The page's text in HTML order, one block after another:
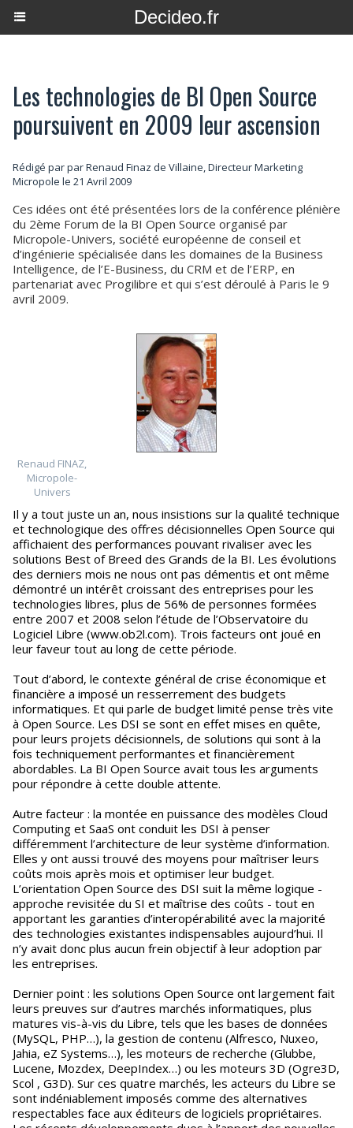
Decideo.fr
Les technologies de BI Open Source
poursuivent en 2009 leur ascension
Rédigé par par Renaud Finaz de Villaine, Directeur Marketing
Micropole le 21 Avril 2009
Ces idées ont été présentées lors de la conférence plénière
du 2ème Forum de la BI Open Source organisé par
Micropole-Univers, société européenne de conseil et
d’ingénierie spécialisée dans les domaines de la Business
Intelligence, de l’E-Business, du CRM et de l’ERP, en
partenariat avec Progilibre et qui s’est déroulé à Paris le 9
avril 2009.
Renaud FINAZ,
Micropole-
Univers
Il y a tout juste un an, nous insistions sur la qualité technique
et technologique des offres décisionnelles Open Source qui
affichaient des performances pouvant rivaliser avec les
solutions Best of Breed des Grands de la BI. Les évolutions
des derniers mois ne nous ont pas démentis et ont même
démontré un intérêt croissant des entreprises pour les
technologies libres, plus de 56% de personnes formées
entre 2007 et 2008 selon l’étude de l’Observatoire du
Logiciel Libre (www.ob2l.com). Trois facteurs ont joué en
leur faveur tout au long de cette période.
Tout d’abord, le contexte général de crise économique et
financière a imposé un resserrement des budgets
informatiques. Et qui parle de budget limité pense très vite
à Open Source. Les DSI se sont en effet mises en quête,
pour leurs projets décisionnels, de solutions qui sont à la
fois techniquement performantes et financièrement
abordables. La BI Open Source avait tous les arguments
pour répondre à cette double attente.
Autre facteur : la montée en puissance des modèles Cloud
Computing et SaaS ont conduit les DSI à penser
différemment l’architecture de leur système d’information.
Elles y ont aussi trouvé des moyens pour maîtriser leurs
coûts mois après mois et optimiser leur budget.
L’orientation Open Source des DSI suit la même logique -
approche revisitée du SI et maîtrise des coûts - tout en
apportant les garanties d’interopérabilité avec la majorité
des technologies existantes indispensables aujourd’hui. Il
n’y avait donc plus aucun frein objectif à leur adoption par
les entreprises.
Dernier point : les solutions Open Source ont largement fait
leurs preuves sur d’autres marchés informatiques, plus
matures vis-à-vis du Libre, tels que les bases de données
(MySQL, PHP…), la gestion de contenu (Alfresco, Nuxeo,
Jahia, eZ Systems…), les moteurs de recherche (Glubbe,
Lucene, Mozdex, DeepIndex…) ou les moteurs 3D (Ogre3D,
Scol , G3D). Sur ces quatre marchés, les acteurs du Libre se
sont indéniablement imposés comme des alternatives
respectables face aux éditeurs de logiciels propriétaires.